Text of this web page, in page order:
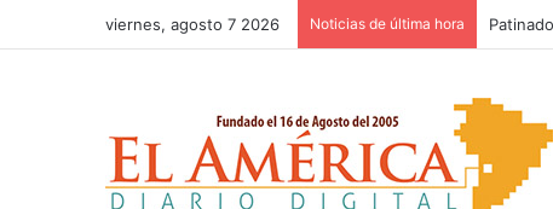
viernes, agosto 7 2026 Noticias de última hora FOSIS